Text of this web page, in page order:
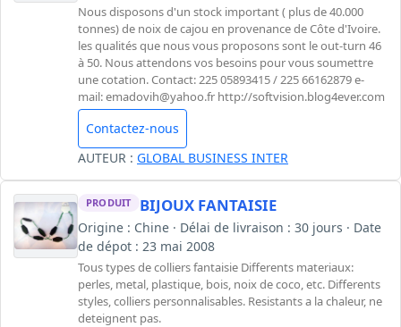
Nous disposons d'un stock important ( plus de 40.000
tonnes) de noix de cajou en provenance de Côte d'Ivoire.
les qualités que nous vous proposons sont le out-turn 46
à 50. Nous attendons vos besoins pour vous soumettre
une cotation. Contact: 225 05893415 / 225 66162879 e-
mail:emadovih@yahoo.fr http://softvision.blog4ever.com
Contactez-nous
AUTEUR : GLOBAL BUSINESS INTER
PRODUIT BIJOUX FANTAISIE
Origine : Chine · Délai de livraison : 30 jours · Date
de dépot : 23 mai 2008
Tous types de colliers fantaisie Differents materiaux:
perles, metal, plastique, bois, noix de coco, etc. Differents
styles, colliers personnalisables. Resistants a la chaleur, ne
deteignent pas.